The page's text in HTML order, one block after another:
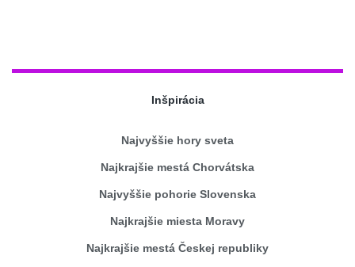
Inšpirácia
Najvyššie hory sveta
Najkrajšie mestá Chorvátska
Najvyššie pohorie Slovenska
Najkrajšie miesta Moravy
Najkrajšie mestá Českej republiky